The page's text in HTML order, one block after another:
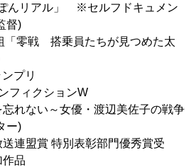
んリアル」 ※セルフドキュメン
督)
戦 搭乗員たちが見つめた太
リ
フィクションW
い～女優・渡辺美佐子の戦争
ー)
賞 特別表彰部門優秀賞受
作品